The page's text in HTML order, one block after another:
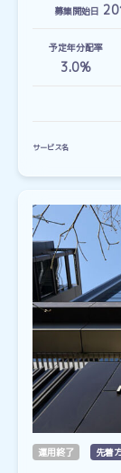
募集開始日
予定年分配率
3.0%
サービス名
運用終了 先着